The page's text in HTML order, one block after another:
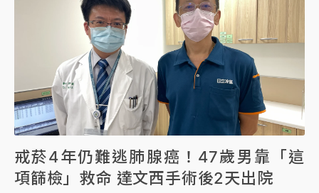
戒菸4年仍難逃肺腺癌！47歲男靠「這
項篩檢」救命 達文西手術後2天出院